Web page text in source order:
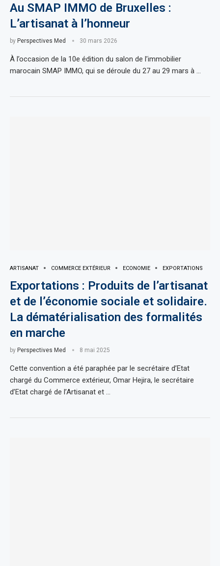
Au SMAP IMMO de Bruxelles :
L’artisanat à l’honneur
by Perspectives Med 30 mars 2026
À l’occasion de la 10e édition du salon de l’immobilier
marocain SMAP IMMO, qui se déroule du 27 au 29 mars à …
ARTISANAT COMMERCE EXTÉRIEUR ECONOMIE EXPORTATIONS
Exportations : Produits de l’artisanat
et de l’économie sociale et solidaire.
La dématérialisation des formalités
en marche
by Perspectives Med 8 mai 2025
Cette convention a été paraphée par le secrétaire d’Etat
chargé du Commerce extérieur, Omar Hejira, le secrétaire
d’Etat chargé de l’Artisanat et …